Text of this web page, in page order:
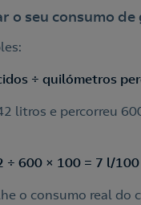
o seu consumo de
÷ quilómetros
litros e percorreu
÷ 600 × 100 = 7 l/
o consumo real do